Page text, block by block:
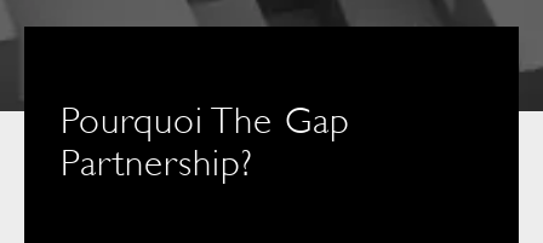
Pourquoi The Gap
Partnership?